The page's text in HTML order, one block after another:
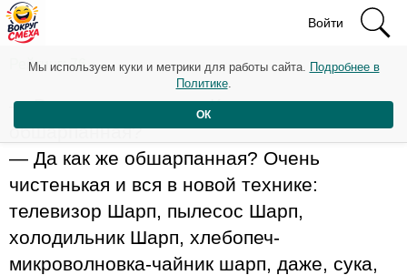
Войти
Рейтинг: 76
— Вы видали, какая у Колывана квартира
обшарпанная?
— Да как же обшарпанная? Очень
чистенькая и вся в новой технике:
телевизор Шарп, пылесос Шарп,
холодильник Шарп, хлебопеч-
микроволновка-чайник шарп, даже, сука,
Мы используем куки и метрики для работы сайта. Подробнее в
Политике.
ОК